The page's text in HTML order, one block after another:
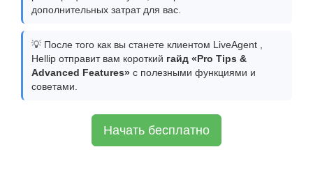
дополнительных затрат для вас.
💡 После того как вы станете клиентом LiveAgent ,
Hellip отправит вам короткий гайд «Pro Tips &
Advanced Features» с полезными функциями и
советами.
Начать бесплатно